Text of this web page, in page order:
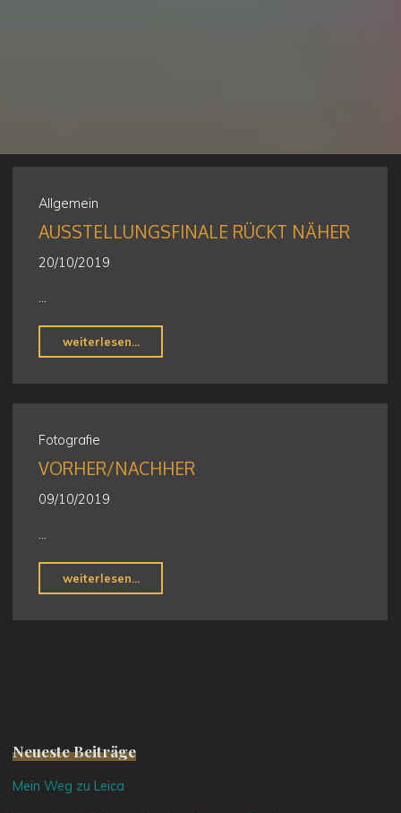
Allgemein
AUSSTELLUNGSFINALE RÜCKT NÄHER
20/10/2019
…
weiterlesen...
rückt
näher"
Fotografie
VORHER/NACHHER
09/10/2019
…
weiterlesen...
Neueste Beiträge
Mein Weg zu Leica